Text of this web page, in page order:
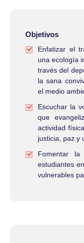
Objetivos
Enfatizar el
una ecología
través del
la sana
el medio
Escuchar la
que
actividad
justicia, paz y
Fomentar
estudiantes
vulnerables